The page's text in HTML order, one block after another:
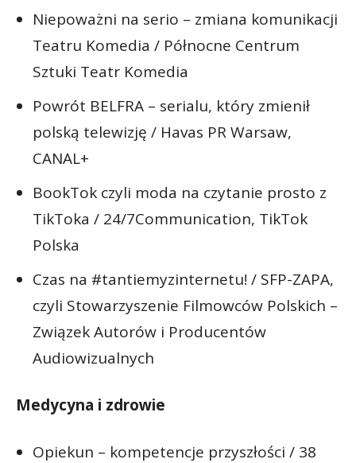
Niepoważni na serio – zmiana komunikacji
Teatru Komedia / Północne Centrum
Sztuki Teatr Komedia
Powrót BELFRA – serialu, który zmienił
polską telewizję / Havas PR Warsaw,
CANAL+
BookTok czyli moda na czytanie prosto z
TikToka / 24/7Communication, TikTok
Polska
Czas na #tantiemyzinternetu! / SFP-ZAPA,
czyli Stowarzyszenie Filmowców Polskich –
Związek Autorów i Producentów
Audiowizualnych
Medycyna i zdrowie
Opiekun – kompetencje przyszłości / 38